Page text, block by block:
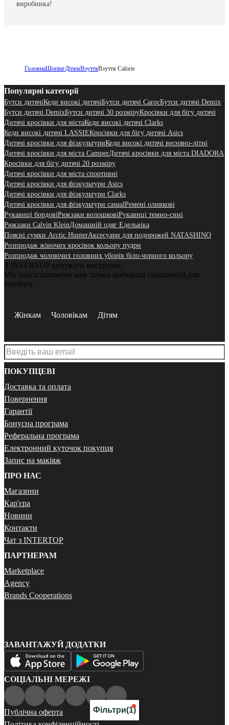
виробника!
ГоловнаШопінгДітямВзуттяВзуття Calorie
Популярні категорії
Бутси дитячіКеди високі дитячіБутси дитячі CarocБутси дитячі Demix
Бутси дитячі DemixБутси дитячі 30 розміруКросівки для бігу дитячі
Дитячі кросівки для містаКеди високі дитячі Clarks
Кеди високі дитячі LASSIEКросівки для бігу дитячі Asics
Дитячі кросівки для фізкультуриКеди високі дитячі весняно-літні
Дитячі кросівки для міста CamperДитячі кросівки для міста DIADORA
Кросівки для бігу дитячі 20 розміру
Дитячі кросівки для міста спортивні
Дитячі кросівки для фізкультури Asics
Дитячі кросівки для фізкультури Clarks
Дитячі кросівки для фізкультури casualРемені оливкові
Рукавиці бордовіРюкзаки волошковіРукавиці темно-сині
Рюкзаки Calvin KleinДомашній одяг Едельвіка
Поясні сумки Arctic HunterАксесуари для подорожей NATASHINO
Розпродаж жіночих кросівок кольору пудри
Розпродаж чоловічих головних уборів біло-чорного кольору
Фільтри(1)
З INTERTOP купувати вигідніше
Ми надсилатимемо вам тільки найкращі пропозиції для
шопінгу
Жінкам Чоловікам Дітям
ПОКУПЦЕВІ
Доставка та оплата
Повернення
Гарантії
Бонусна програма
Реферальна програма
Електронний куточок покупця
Запис на макіяж
ПРО НАС
Магазини
Кар'єра
Новини
Контакти
Чат з INTERTOP
ПАРТНЕРАМ
Marketplace
Agency
Brands Cooperations
ЗАВАНТАЖУЙ ДОДАТКИ
СОЦІАЛЬНІ МЕРЕЖІ
Публічна оферта